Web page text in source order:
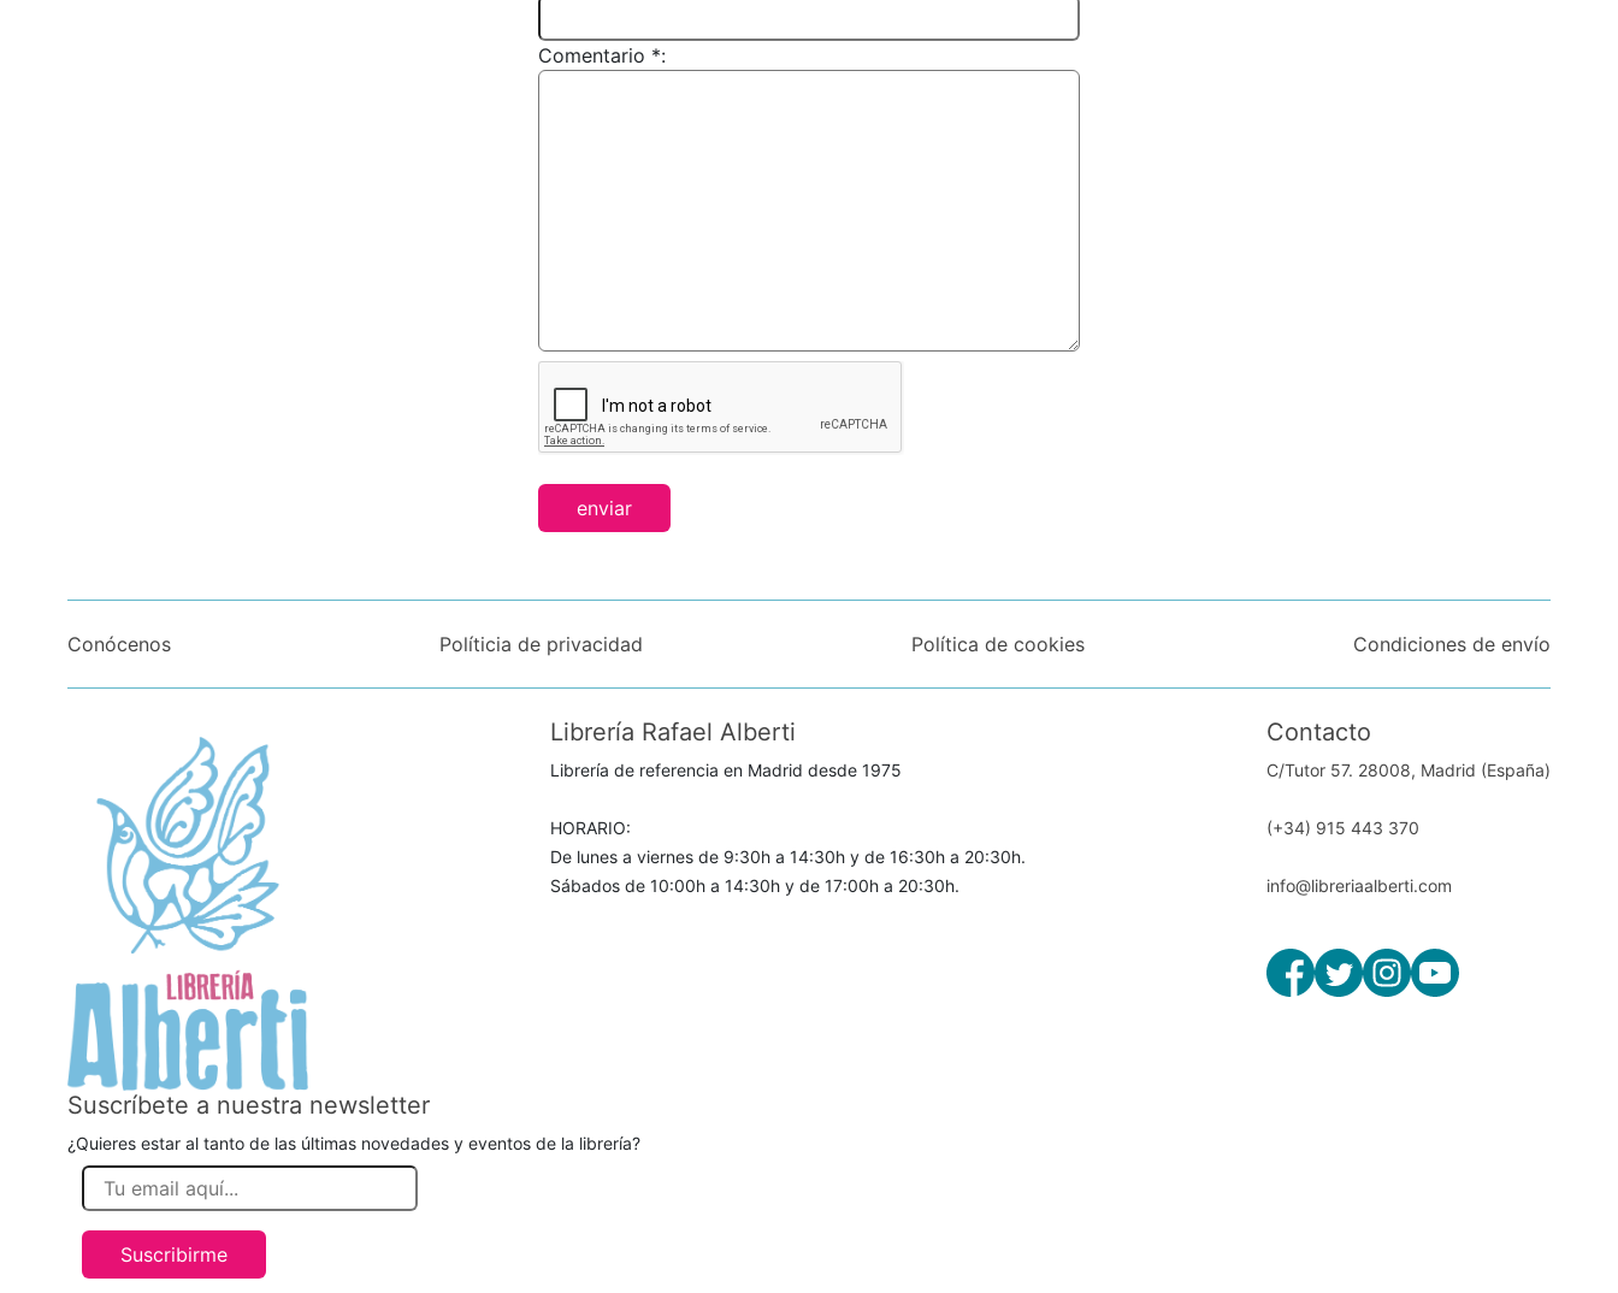
Comentario *:
enviar
Conócenos Políticia de privacidad Política de cookies Condiciones de envío
Librería Rafael Alberti
Librería de referencia en Madrid desde 1975
HORARIO:
De lunes a viernes de 9:30h a 14:30h y de 16:30h a 20:30h.
Sábados de 10:00h a 14:30h y de 17:00h a 20:30h.
Contacto
C/Tutor 57. 28008, Madrid (España)
(+34) 915 443 370
info@libreriaalberti.com
Suscríbete a nuestra newsletter
¿Quieres estar al tanto de las últimas novedades y eventos de la librería?
Suscribirme